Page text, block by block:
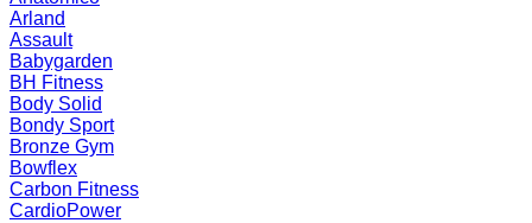
Arland
Assault
Babygarden
BH Fitness
Body Solid
Bondy Sport
Bronze Gym
Bowflex
Carbon Fitness
CardioPower